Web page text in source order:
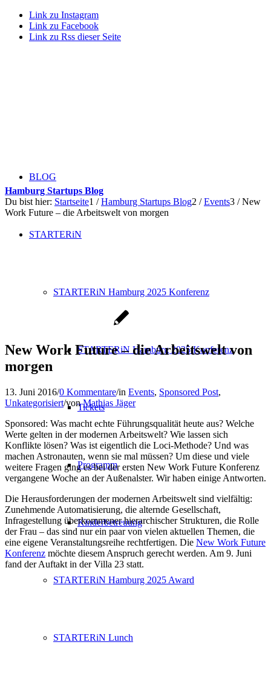
Link zu Instagram
Link zu Facebook
Link zu Rss dieser Seite
BLOG
STARTERiN
STARTERiN Hamburg 2025 Konferenz
STARTERiN Hamburg 2025 Konferenz
Tickets
Programm
Kinderbetreuung
STARTERiN Hamburg 2025 Award
STARTERiN Lunch
Hamburg Startups Blog
Du bist hier: Startseite1 / Hamburg Startups Blog2 / Events3 / New
Work Future – die Arbeitswelt von morgen
New Work Future – die Arbeitswelt von
morgen
13. Juni 2016/0 Kommentare/in Events, Sponsored Post,
Unkategorisiert/vonMathias Jäger
Sponsored: Was macht echte Führungsqualität heute aus? Welche
Werte gelten in der modernen Arbeitswelt? Wie lassen sich
Konflikte lösen? Was ist eigentlich die Loci-Methode? Und was
machen Astronauten, wenn sie mal müssen? Um diese und viele
weitere Fragen ging es bei der ersten New Work Future Konferenz
vergangene Woche an der Außenalster. Wir haben einige Antworten.
Die Herausforderungen der modernen Arbeitswelt sind vielfältig:
Zunehmende Automatisierung, die alternde Gesellschaft,
Infragestellung überkommener hierarchischer Strukturen, die Rolle
der Frau – das sind nur ein paar von vielen aktuellen Themen, die
eine eigene Veranstaltungsreihe rechtfertigen. Die New Work Future
Konferenz möchte diesem Anspruch gerecht werden. Am 9. Juni
fand der Auftakt in der Villa 23 statt.